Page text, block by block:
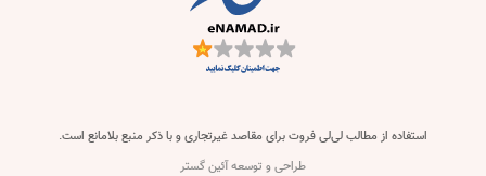
استفاده از مطالب لی‌لی فروت برای مقاصد غیرتجاری و با ذکر منبع بلامانع است.
طراحی و توسعه آئین گستر